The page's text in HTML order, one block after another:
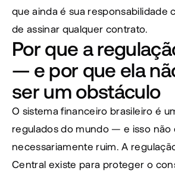
que ainda é sua responsabilidade
de assinar qualquer contrato.
Por que a
— e por que ela
ser um obstáculo
O sistema financeiro brasileiro é
regulados do mundo — e isso não
necessariamente ruim. A
Central existe para proteger o